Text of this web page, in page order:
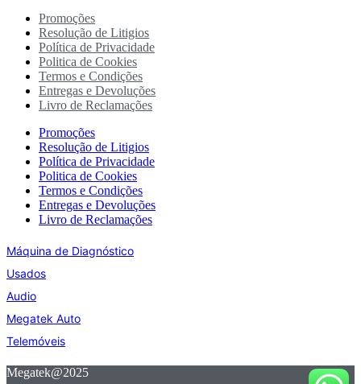
Promoções
Resolução de Litigios
Política de Privacidade
Politica de Cookies
Termos e Condições
Entregas e Devoluções
Livro de Reclamações
Promoções
Resolução de Litigios
Política de Privacidade
Politica de Cookies
Termos e Condições
Entregas e Devoluções
Livro de Reclamações
Máquina de Diagnóstico
Usados
Audio
Megatek Auto
Telemóveis
Megatek@2025